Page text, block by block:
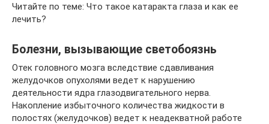
Читайте по теме: Что такое катаракта глаза и как ее
лечить?
Болезни, вызывающие светобоязнь
Отек головного мозга вследствие сдавливания
желудочков опухолями ведет к нарушению
деятельности ядра глазодвигательного нерва.
Накопление избыточного количества жидкости в
полостях (желудочков) ведет к неадекватной работе